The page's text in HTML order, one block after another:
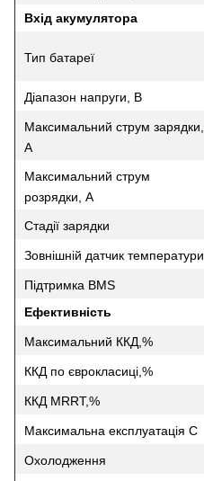
Вхід акумулятора
Тип батареї
Діапазон напруги, В
Максимальний струм зарядки,
А
Максимальний струм
розрядки, А
Стадії зарядки
Зовнішній датчик температури
Підтримка BMS
Ефективність
Максимальний ККД,%
ККД по єврокласиці,%
ККД MRRT,%
Максимальна експлуатація С
Охолодження